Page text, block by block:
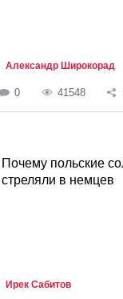
Александр Широкорад
0 41548
Почему польские
стреляли в немцев
Ирек Сабитов